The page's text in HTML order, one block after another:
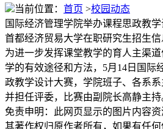
当前位置： 首页 >校园动态
国际经济管理学院举办课程思政教
首都经济贸易大学在职研究生招生信
为进一步发挥课堂教学的育人主渠
学的有效途径和方法，5月14日国际
政教学设计大赛，学院班子、各系
并担任评委，比赛由副院长高静主持
免责申明：此网页显示的图片内容资
其著作权归原作者所有，如果有任何